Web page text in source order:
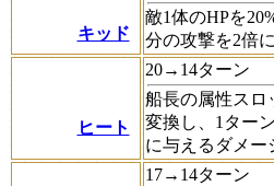
キッド
敵1体のHPを
分の攻撃を2倍
ヒート
20→14ターン
船長の属性スロ
変換し、1ター
に与えるダメー
17→14ターン